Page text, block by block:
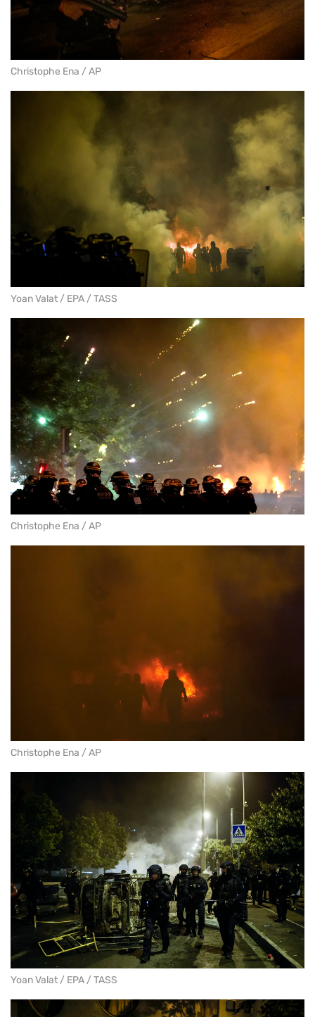
Christophe Ena / AP
Yoan Valat / EPA / TASS
Christophe Ena / AP
Christophe Ena / AP
Yoan Valat / EPA / TASS